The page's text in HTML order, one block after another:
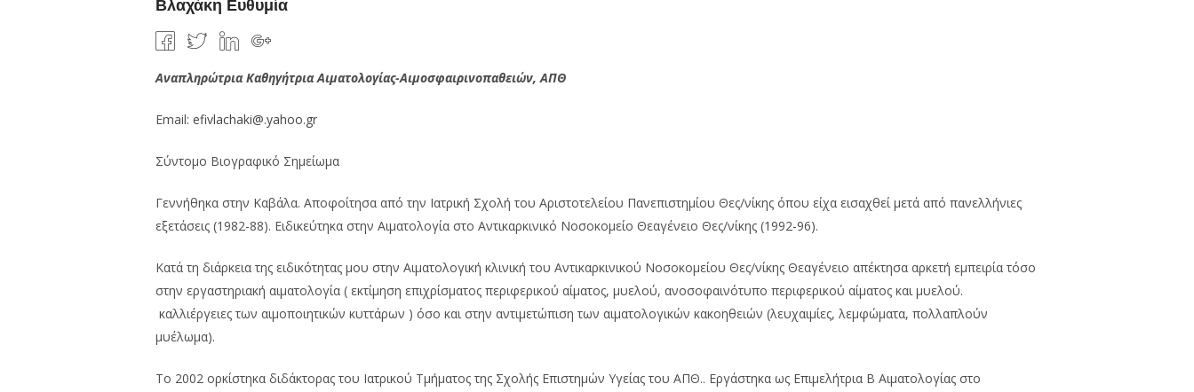
Βλαχάκη Ευθυμία
Αναπληρώτρια Καθηγήτρια Αιματολογίας-Αιμοσφαιρινοπαθειών, ΑΠΘ
Email: efivlachaki@.yahoo.gr
Σύντομο Βιογραφικό Σημείωμα
Γεννήθηκα στην Καβάλα. Αποφοίτησα από την Ιατρική Σχολή του Αριστοτελείου Πανεπιστημίου Θες/νίκης όπου είχα εισαχθεί μετά από πανελλήνιες
εξετάσεις (1982-88). Ειδικεύτηκα στην Αιματολογία στο Αντικαρκινικό Νοσοκομείο Θεαγένειο Θες/νίκης (1992-96).
Κατά τη διάρκεια της ειδικότητας μου στην Αιματολογική κλινική του Αντικαρκινικού Νοσοκομείου Θες/νίκης Θεαγένειο απέκτησα αρκετή εμπειρία τόσο
στην εργαστηριακή αιματολογία ( εκτίμηση επιχρίσματος περιφερικού αίματος, μυελού, ανοσοφαινότυπο περιφερικού αίματος και μυελού.
καλλιέργειες των αιμοποιητικών κυττάρων ) όσο και στην αντιμετώπιση των αιματολογικών κακοηθειών (λευχαιμίες, λεμφώματα, πολλαπλούν
μυέλωμα).
Το 2002 ορκίστηκα διδάκτορας του Ιατρικού Τμήματος της Σχολής Επιστημών Υγείας του ΑΠΘ.. Εργάστηκα ως Επιμελήτρια Β Αιματολογίας στο